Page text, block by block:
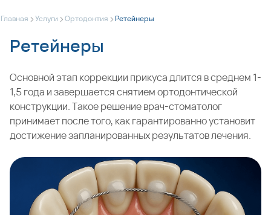
Главная >Услуги >Ортодонтия >Ретейнеры
Ретейнеры
Основной этап коррекции прикуса длится в среднем 1-
1,5 года и завершается снятием ортодонтической
конструкции. Такое решение врач-стоматолог
принимает после того, как гарантированно установит
достижение запланированных результатов лечения.
манипуляции не заканчиваются. Сразу после снятия
брекет-системы ортодонт устанавливает несъемный
ретейнер на зубы или надевает на них специальную
капу. Иногда конструкции комбинируются, то есть